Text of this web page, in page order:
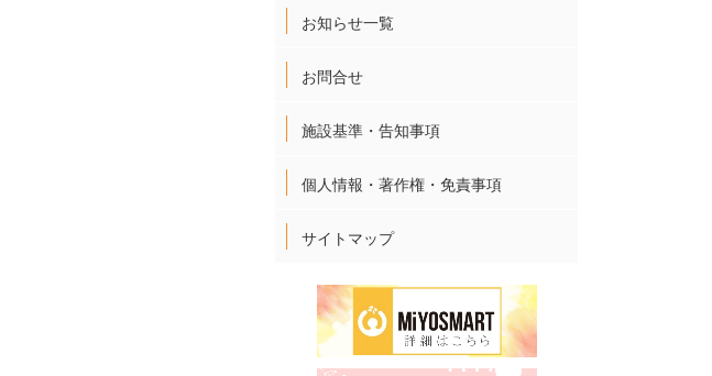
お知らせ一覧
お問合せ
施設基準・告知事項
個人情報・著作権・免責事項
サイトマップ